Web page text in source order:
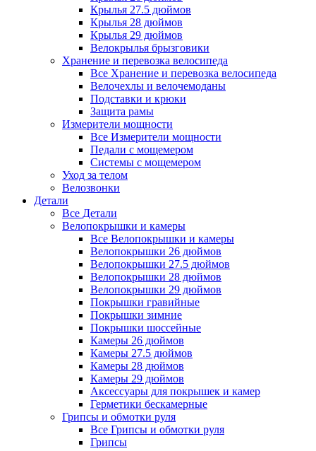
Крылья 27.5 дюймов
Крылья 28 дюймов
Крылья 29 дюймов
Велокрылья брызговики
Хранение и перевозка велосипеда
Все Хранение и перевозка велосипеда
Велочехлы и велочемоданы
Подставки и крюки
Защита рамы
Измерители мощности
Все Измерители мощности
Педали с мощемером
Системы с мощемером
Уход за телом
Велозвонки
Детали
Все Детали
Велопокрышки и камеры
Все Велопокрышки и камеры
Велопокрышки 26 дюймов
Велопокрышки 27.5 дюймов
Велопокрышки 28 дюймов
Велопокрышки 29 дюймов
Покрышки гравийные
Покрышки зимние
Покрышки шоссейные
Камеры 26 дюймов
Камеры 27.5 дюймов
Камеры 28 дюймов
Камеры 29 дюймов
Аксессуары для покрышек и камер
Герметики бескамерные
Грипсы и обмотки руля
Все Грипсы и обмотки руля
Грипсы